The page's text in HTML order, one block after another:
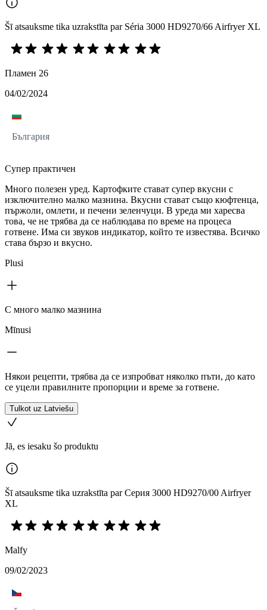
Šī atsauksme tika uzrakstīta par Séria 3000 HD9270/66 Airfryer XL
Пламен 26
04/02/2024
България
Супер практичен
Много полезен уред. Картофките стават супер вкусни с
изключително малко мазнина. Вкусни стават също кюфтенца,
пържоли, омлети, и печени зеленчуци. В уреда ми харесва
това, че не трябва да се наблюдава по време на процеса
готвене. Има си звуков индикатор, който те известява. Всичко
става бързо и вкусно.
Plusi
С много малко мазнина
Mīnusi
Някои рецепти, трябва да се изпробват няколко пъти, до като
се уцели правилните пропорции и време за готвене.
Tulkot uz Latviešu
Jā, es iesaku šo produktu
Šī atsauksme tika uzrakstīta par Серия 3000 HD9270/00 Airfryer
XL
Malfy
09/02/2023